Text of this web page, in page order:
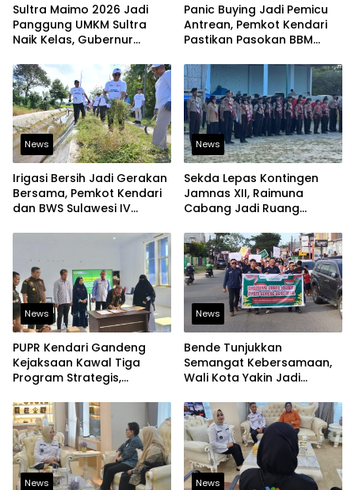
Sultra Maimo 2026 Jadi
Panggung UMKM Sultra
Naik Kelas, Gubernur
Tembus Pasar Ekspor
Panic Buying Jadi Pemicu
Antrean, Pemkot Kendari
Pastikan Pasokan BBM
News
Irigasi Bersih Jadi Gerakan
Bersama, Pemkot Kendari
dan BWS Sulawesi IV
Pangan
News
Sekda Lepas Kontingen
Jamnas XII, Raimuna
Cabang Jadi Ruang
dan Berjiwa Pemimpin
News
PUPR Kendari Gandeng
Kejaksaan Kawal Tiga
Program Strategis,
Bangun Infrastruktur
Berintegritas
News
Bende Tunjukkan
Semangat Kebersamaan,
Wali Kota Yakin Jadi
Lain
News News